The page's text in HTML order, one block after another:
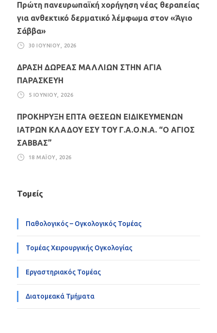
Πρώτη πανευρωπαϊκή χορήγηση νέας θεραπείας
για ανθεκτικό δερματικό λέμφωμα στον «Άγιο
Σάββα»
30 ΙΟΥΝΊΟΥ, 2026
ΔΡΑΣΗ ΔΩΡΕΑΣ ΜΑΛΛΙΩΝ ΣΤΗΝ ΑΓΙΑ
ΠΑΡΑΣΚΕΥΗ
5 ΙΟΥΝΊΟΥ, 2026
ΠΡΟΚΗΡΥΞΗ ΕΠΤΑ ΘΕΣΕΩΝ ΕΙΔΙΚΕΥΜΕΝΩΝ
ΙΑΤΡΩΝ ΚΛΑΔΟΥ ΕΣΥ ΤΟΥ Γ.Α.Ο.Ν.Α. “Ο ΑΓΙΟΣ
ΣΑΒΒΑΣ”
18 ΜΑΪ́ΟΥ, 2026
Τομείς
Παθολογικός – Ογκολογικός Τομέας
Τομέας Χειρουργικής Ογκολογίας
Εργαστηριακός Τομέας
Διατομεακά Τμήματα